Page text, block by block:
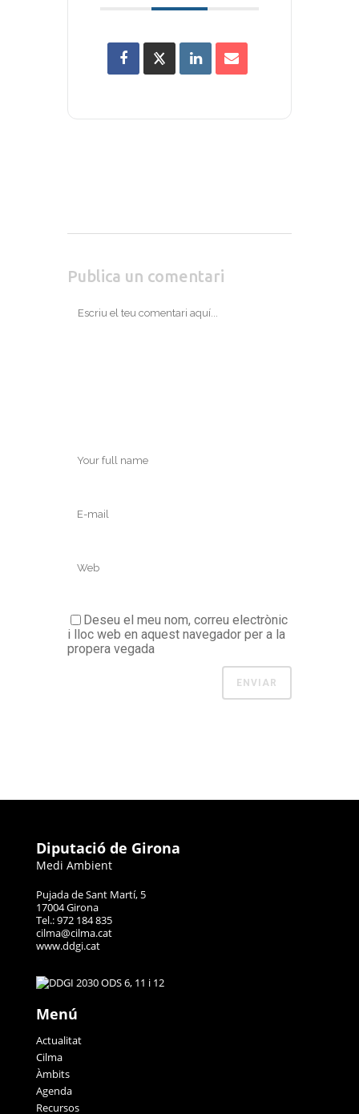
Publica un comentari
Deseu el meu nom, correu electrònic
i lloc web en aquest navegador per a la
propera vegada
Diputació de Girona
Medi Ambient
Pujada de Sant Martí, 5
17004 Girona
Tel.: 972 184 835
cilma@cilma.cat
www.ddgi.cat
Menú
Actualitat
Cilma
Àmbits
Agenda
Recursos